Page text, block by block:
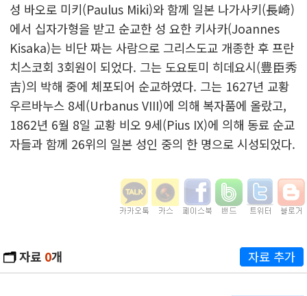
성 바오로 미키(Paulus Miki)와 함께 일본 나가사키(長崎)
에서 십자가형을 받고 순교한 성 요한 키사카(Joannes
Kisaka)는 비단 짜는 사람으로 그리스도교 개종한 후 프란
치스코회 3회원이 되었다. 그는 도요토미 히데요시(豊臣秀
吉)의 박해 중에 체포되어 순교하였다. 그는 1627년 교황
우르바누스 8세(Urbanus VIII)에 의해 복자품에 올랐고,
1862년 6월 8일 교황 비오 9세(Pius IX)에 의해 동료 순교
자들과 함께 26위의 일본 성인 중의 한 명으로 시성되었다.
🗂️자료 0개 자료 추가